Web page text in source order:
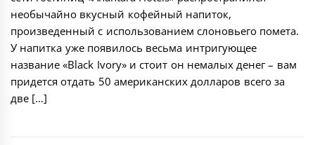
необычайно вкусный кофейный напиток,
произведенный с использованием слоновьего помета.
У напитка уже появилось весьма интригующее
название «Black Ivory» и стоит он немалых денег – вам
придется отдать 50 американских долларов всего за
две […]